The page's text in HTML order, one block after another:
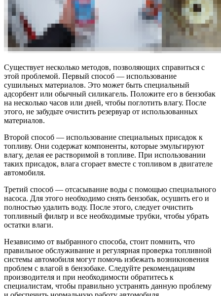
Существует несколько методов, позволяющих справиться с
этой проблемой. Первый способ — использование
сушильных материалов. Это может быть специальный
адсорбент или обычный силикагель. Положите его в бензобак
на несколько часов или дней, чтобы поглотить влагу. После
этого, не забудьте очистить резервуар от использованных
материалов.
Второй способ — использование специальных присадок к
топливу. Они содержат компоненты, которые эмульгируют
влагу, делая ее растворимой в топливе. При использовании
таких присадок, влага сгорает вместе с топливом в двигателе
автомобиля.
Третий способ — отсасывание воды с помощью специального
насоса. Для этого необходимо снять бензобак, осушить его и
полностью удалить воду. После этого, следует очистить
топливный фильтр и все необходимые трубки, чтобы убрать
остатки влаги.
Независимо от выбранного способа, стоит помнить, что
правильное обслуживание и регулярная проверка топливной
системы автомобиля могут помочь избежать возникновения
проблем с влагой в бензобаке. Следуйте рекомендациям
производителя и при необходимости обратитесь к
специалистам, чтобы правильно устранять данную проблему